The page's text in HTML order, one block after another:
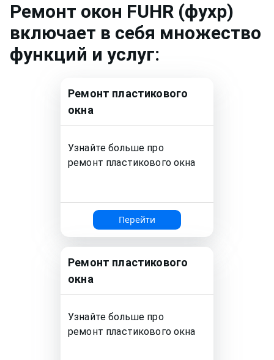
Ремонт окон FUHR (фухр)
включает в себя множество
функций и услуг:
Ремонт пластикового
окна
Узнайте больше про
ремонт пластикового окна
Перейти
Ремонт пластикового
окна
Узнайте больше про
ремонт пластикового окна